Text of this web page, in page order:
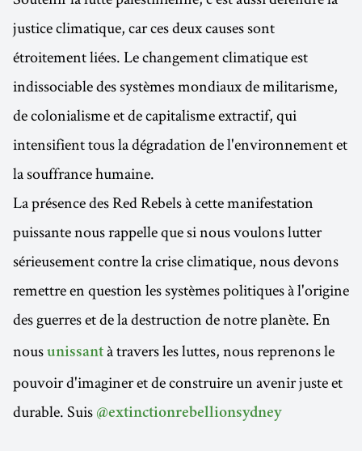
justice climatique, car ces deux causes sont
étroitement liées. Le changement climatique est
indissociable des systèmes mondiaux de militarisme,
de colonialisme et de capitalisme extractif, qui
intensifient tous la dégradation de l'environnement et
la souffrance humaine.
La présence des Red Rebels à cette manifestation
puissante nous rappelle que si nous voulons lutter
sérieusement contre la crise climatique, nous devons
remettre en question les systèmes politiques à l'origine
des guerres et de la destruction de notre planète. En
nous unissant à travers les luttes, nous reprenons le
pouvoir d'imaginer et de construire un avenir juste et
durable. Suis @extinctionrebellionsydney